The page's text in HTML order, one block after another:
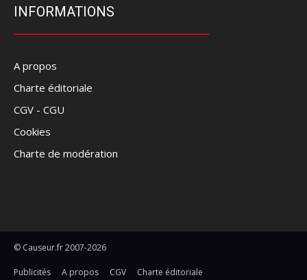
INFORMATIONS
A propos
Charte éditoriale
CGV - CGU
Cookies
Charte de modération
© Causeur.fr 2007-2026
Publicités A propos CGV Charte éditoriale